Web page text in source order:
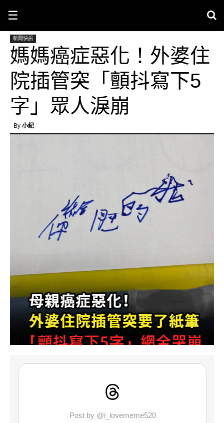
☰
新聞快訊
媽媽癌症惡化！外婆住
院插管突「顫抖寫下5
字」眾人淚崩
By 小紀
Post by @i_lovememe520